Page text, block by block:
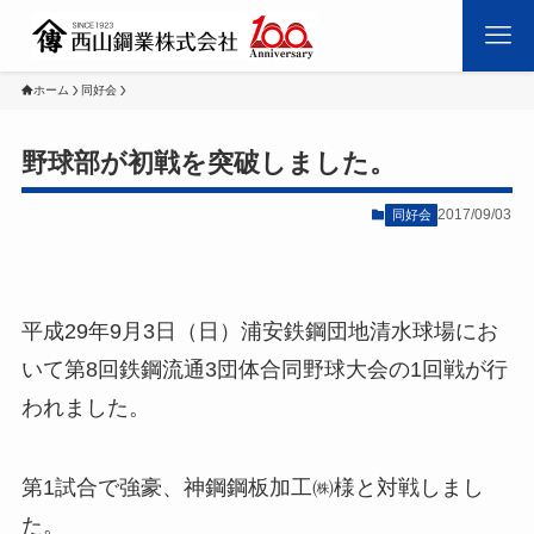
ホーム 同好会
野球部が初戦を突破しました。
同好会 2017/09/03
平成29年9月3日（日）浦安鉄鋼団地清水球場にお
いて第8回鉄鋼流通3団体合同野球大会の1回戦が行
われました。
第1試合で強豪、神鋼鋼板加工㈱様と対戦しまし
た。